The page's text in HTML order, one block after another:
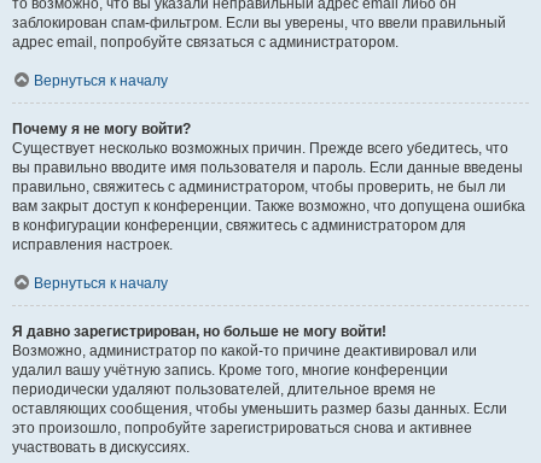
то возможно, что вы указали неправильный адрес email либо он
заблокирован спам-фильтром. Если вы уверены, что ввели правильный
адрес email, попробуйте связаться с администратором.
Вернуться к началу
Почему я не могу войти?
Существует несколько возможных причин. Прежде всего убедитесь, что
вы правильно вводите имя пользователя и пароль. Если данные введены
правильно, свяжитесь с администратором, чтобы проверить, не был ли
вам закрыт доступ к конференции. Также возможно, что допущена ошибка
в конфигурации конференции, свяжитесь с администратором для
исправления настроек.
Вернуться к началу
Я давно зарегистрирован, но больше не могу войти!
Возможно, администратор по какой-то причине деактивировал или
удалил вашу учётную запись. Кроме того, многие конференции
периодически удаляют пользователей, длительное время не
оставляющих сообщения, чтобы уменьшить размер базы данных. Если
это произошло, попробуйте зарегистрироваться снова и активнее
участвовать в дискуссиях.